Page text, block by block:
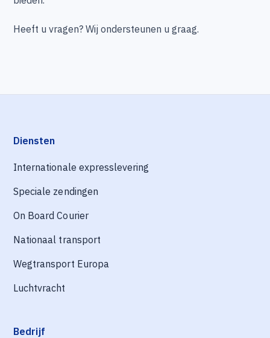
Heeft u vragen? Wij ondersteunen u graag.
Diensten
Internationale expresslevering
Speciale zendingen
On Board Courier
Nationaal transport
Wegtransport Europa
Luchtvracht
Bedrijf